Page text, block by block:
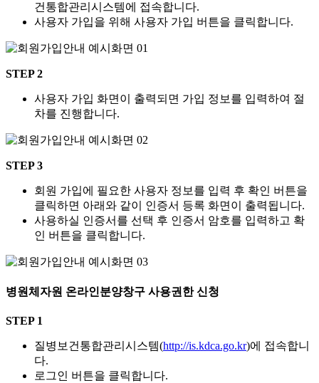
건통합관리시스템에 접속합니다.
사용자 가입을 위해 사용자 가입 버튼을 클릭합니다.
STEP 2
사용자 가입 화면이 출력되면 가입 정보를 입력하여 절
차를 진행합니다.
STEP 3
회원 가입에 필요한 사용자 정보를 입력 후 확인 버튼을
클릭하면 아래와 같이 인증서 등록 화면이 출력됩니다.
사용하실 인증서를 선택 후 인증서 암호를 입력하고 확
인 버튼을 클릭합니다.
병원체자원 온라인분양창구 사용권한 신청
STEP 1
질병보건통합관리시스템(http://is.kdca.go.kr)에 접속합니
다.
로그인 버튼을 클릭합니다.